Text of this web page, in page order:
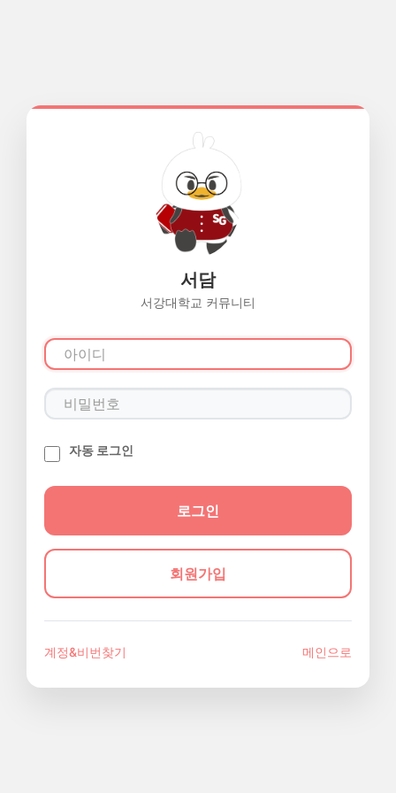
서담
서강대학교 커뮤니티
자동 로그인
회원가입
계정&비번찾기 메인으로